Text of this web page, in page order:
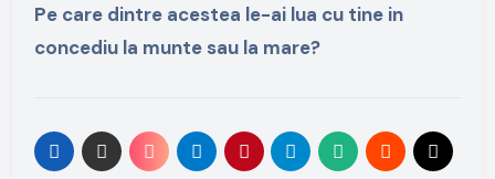
Pe care dintre acestea le-ai lua cu tine in
concediu la munte sau la mare?